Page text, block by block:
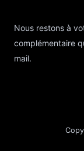
Nous restons à
complémentaire
mail.